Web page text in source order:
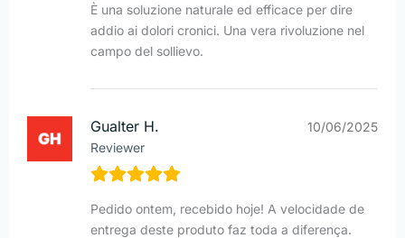
È una soluzione naturale ed efficace per dire
addio ai dolori cronici. Una vera rivoluzione nel
campo del sollievo.
Gualter H.
Reviewer
10/06/2025
Pedido ontem, recebido hoje! A velocidade de
entrega deste produto faz toda a diferença.